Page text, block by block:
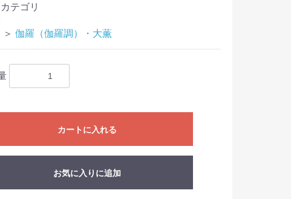
テゴリ
＞ 伽羅（伽羅調）・大薫
カートに入れる
お気に入りに追加